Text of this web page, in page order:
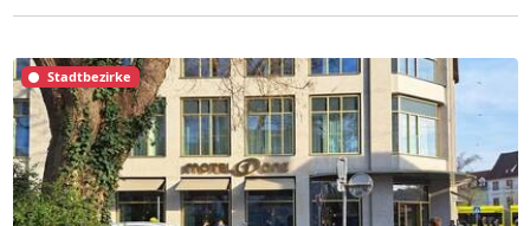
Stadtbezirke